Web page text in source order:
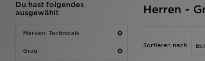
Du hast folgendes
ausgewählt
Marken: Technicals
Grau
Herren -
Sortieren nach